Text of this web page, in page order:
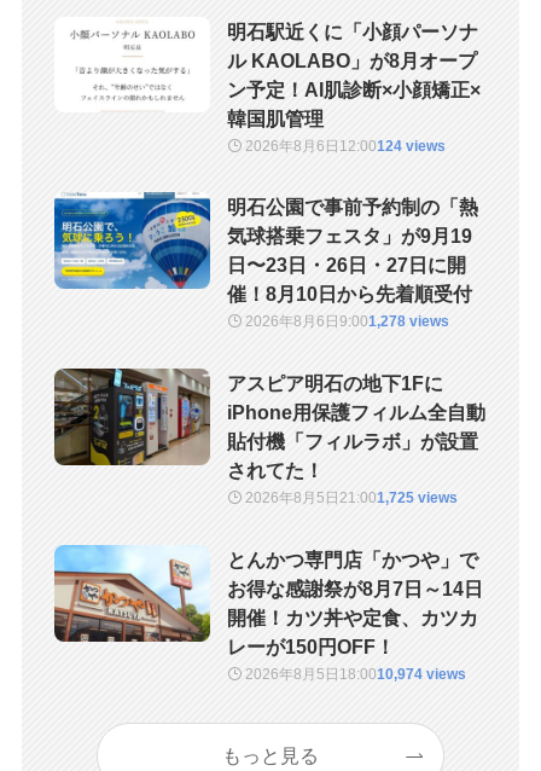
明石駅近くに「小顔パーソナ
ル KAOLABO」が8月オープ
ン予定！AI肌診断×小顔矯正×
韓国肌管理
2026年8月6日 12:00124 views
明石公園で事前予約制の「熱
気球搭乗フェスタ」が9月19
日〜23日・26日・27日に開
催！8月10日から先着順受付
2026年8月6日9:001,278 views
アスピア明石の地下1Fに
iPhone用保護フィルム全自動
貼付機「フィルラボ」が設置
されてた！
2026年8月5日21:001,725 views
とんかつ専門店「かつや」で
お得な感謝祭が8月7日～14日
開催！カツ丼や定食、カツカ
レーが150円OFF！
2026年8月5日 18:0010,974 views
もっと見る